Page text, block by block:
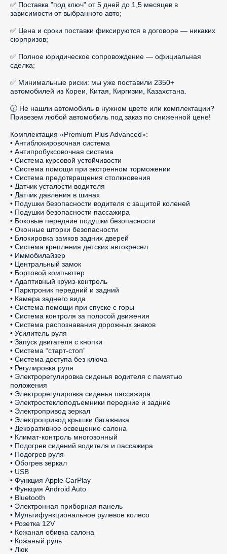
✅ Поставка "под ключ" от 5 дней до 1,5 месяцев в
зависимости от выбранного авто;
✅ Цена и сроки поставки фиксируются в договоре — никаких
сюрпризов;
✅ Полное юридическое сопровождение — официальная
сделка;
✅ Минимальные риски: мы уже поставили 2350+
автомобилей из Кореи, Китая, Киргизии, Казахстана.
🕜 Не нашли автомобиль в нужном цвете или комплектации?
Привезем любой автомобиль под заказ по сниженной цене!
Комплектация «Premium Plus Advanced»:
• Антиблокировочная система
• Антипробуксовочная система
• Система курсовой устойчивости
• Система помощи при экстренном торможении
• Система предотвращения столкновения
• Датчик усталости водителя
• Датчик давления в шинах
• Подушки безопасности водителя с защитой коленей
• Подушки безопасности пассажира
• Боковые передние подушки безопасности
• Оконные шторки безопасности
• Блокировка замков задних дверей
• Система крепления детских автокресел
• Иммобилайзер
• Центральный замок
• Бортовой компьютер
• Адаптивный круиз-контроль
• Парктроник передний и задний
• Камера заднего вида
• Система помощи при спуске с горы
• Система контроля за полосой движения
• Система распознавания дорожных знаков
• Усилитель руля
• Запуск двигателя с кнопки
• Система “старт-стоп”
• Система доступа без ключа
• Регулировка руля
• Электрорегулировка сиденья водителя с памятью
положения
• Электрорегулировка сиденья пассажира
• Электростеклоподъемники передние и задние
• Электропривод зеркал
• Электропривод крышки багажника
• Декоративное освещение салона
• Климат-контроль многозонный
• Подогрев сидений водителя и пассажира
• Подогрев руля
• Обогрев зеркал
• USB
• Функция Apple CarPlay
• Функция Android Auto
• Bluetooth
• Электронная приборная панель
• Мультифункциональное рулевое колесо
• Розетка 12V
• Кожаная обивка салона
• Кожаный руль
• Люк